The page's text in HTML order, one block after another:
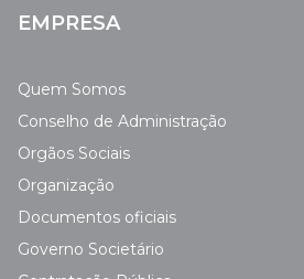
EMPRESA
Quem Somos
Conselho de Administração
Orgãos Sociais
Organização
Documentos oficiais
Governo Societário